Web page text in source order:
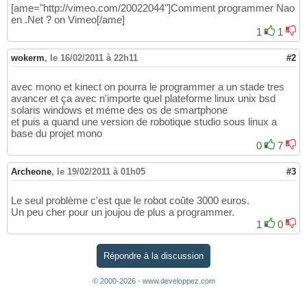
[ame="http://vimeo.com/20022044"]Comment programmer Nao
en .Net ? on Vimeo[/ame]
1
1
wokerm, le 16/02/2011 à 22h11 #2
avec mono et kinect on pourra le programmer a un stade tres
avancer et ça avec n'importe quel plateforme linux unix bsd
solaris windows et méme des os de smartphone
et puis a quand une version de robotique studio sous linux a
base du projet mono
0
7
Archeone, le 19/02/2011 à 01h05 #3
Le seul problème c'est que le robot coûte 3000 euros.
Un peu cher pour un joujou de plus a programmer.
1
0
Répondre à la discussion
© 2000-2026 - www.developpez.com